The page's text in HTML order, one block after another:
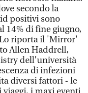
secondo la
positivi sono
14% di fine giugno,
riporta il 'Mirror'
Allen Haddrell,
dell'università
di infezioni
diversi fattori - le